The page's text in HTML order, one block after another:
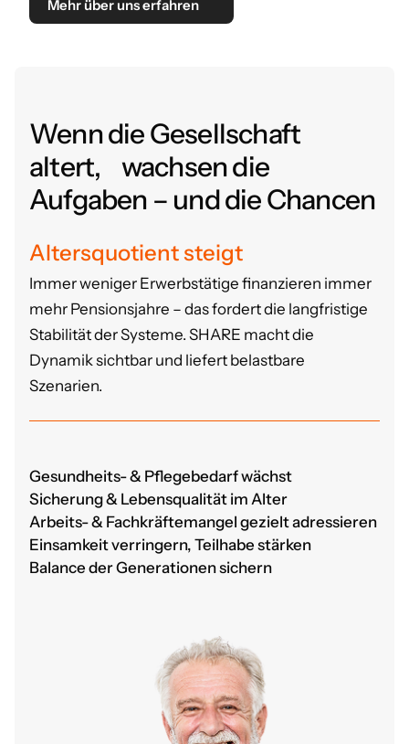
Mehr über uns erfahren
Wenn die Gesellschaft
altert, wachsen die
Aufgaben – und die Chancen
Altersquotient steigt
Immer weniger Erwerbstätige finanzieren immer
mehr Pensionsjahre – das fordert die langfristige
Stabilität der Systeme. SHARE macht die
Dynamik sichtbar und liefert belastbare
Szenarien.
Gesundheits- & Pflegebedarf wächst
Sicherung & Lebensqualität im Alter
Arbeits- & Fachkräftemangel gezielt adressieren
Einsamkeit verringern, Teilhabe stärken
Balance der Generationen sichern